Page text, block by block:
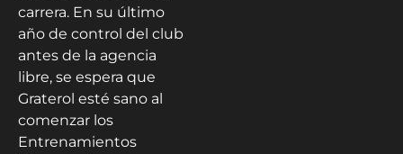
carrera. En su último
año de control del club
antes de la agencia
libre, se espera que
Graterol esté sano al
comenzar los
Entrenamientos